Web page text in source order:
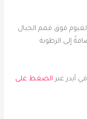
فوق قمم الجبال
إلى الرطوبة
آيدر عبر الضغط على